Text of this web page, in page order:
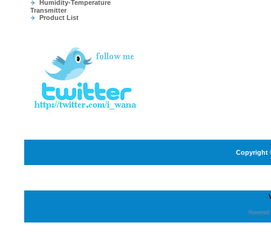
Humidity-Temperature
Transmitter
Product List
Copyright